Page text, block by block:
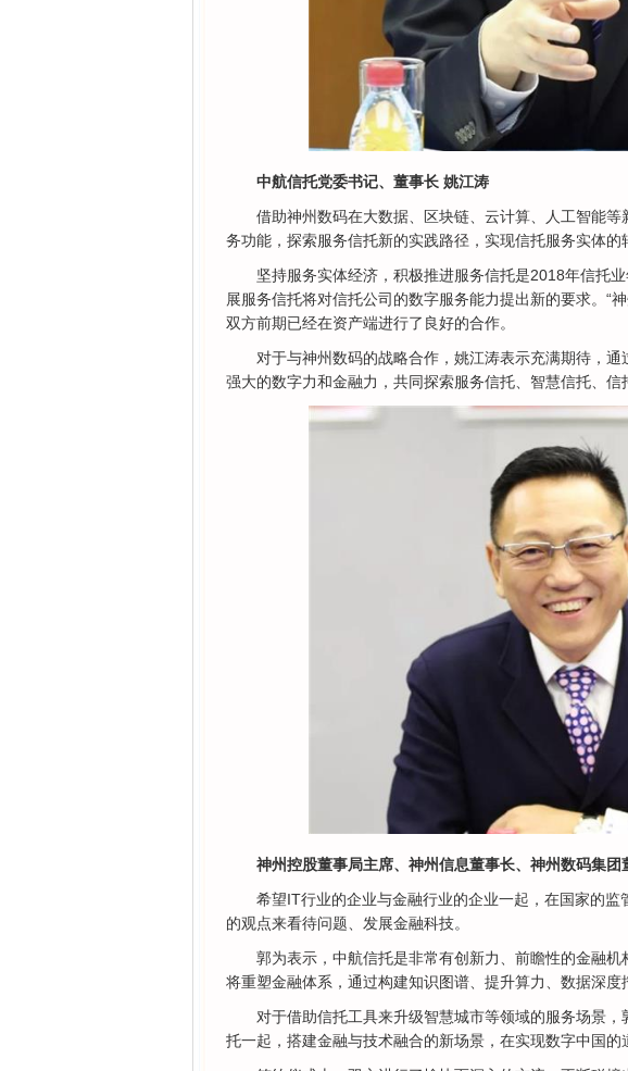
中航信托党委书记、董事长 姚江涛
借助神州数码在大数据、区块链、云计算、人工智能
务功能，探索服务信托新的实践路径，实现信托服务实体的
坚持服务实体经济，积极推进服务信托是2018年信托
展服务信托将对信托公司的数字服务能力提出新的要求。“
双方前期已经在资产端进行了良好的合作。
对于与神州数码的战略合作，姚江涛表示充满期待，
强大的数字力和金融力，共同探索服务信托、智慧信托、信
神州控股董事局主席、神州信息董事长、神州数码集团
希望IT行业的企业与金融行业的企业一起，在国家的
的观点来看待问题、发展金融科技。
郭为表示，中航信托是非常有创新力、前瞻性的金融
将重塑金融体系，通过构建知识图谱、提升算力、数据深度
对于借助信托工具来升级智慧城市等领域的服务场景
托一起，搭建金融与技术融合的新场景，在实现数字中国的